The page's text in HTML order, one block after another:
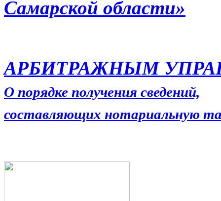
Самарской области»
АРБИТРАЖНЫМ
О порядке получения сведений,
составляющих нотариальную